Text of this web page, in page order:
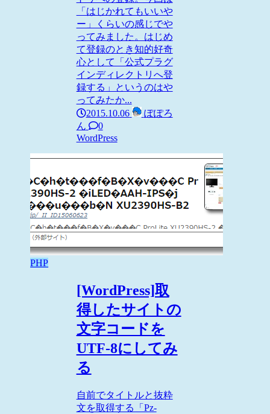
「はじかれてもいいや
ー」くらいの感じでや
ってみました。はじめ
て登録のとき知的好奇
心として「公式プラグ
インディレクトリへ登
録する」というのはや
ってみたか...
2015.10.06
ぽぽろ
ん
0
WordPress
PHP
[WordPress]取
得したサイトの
文字コードを
UTF-8にしてみ
る
自前でタイトルと抜粋
文を取得する「Pz-